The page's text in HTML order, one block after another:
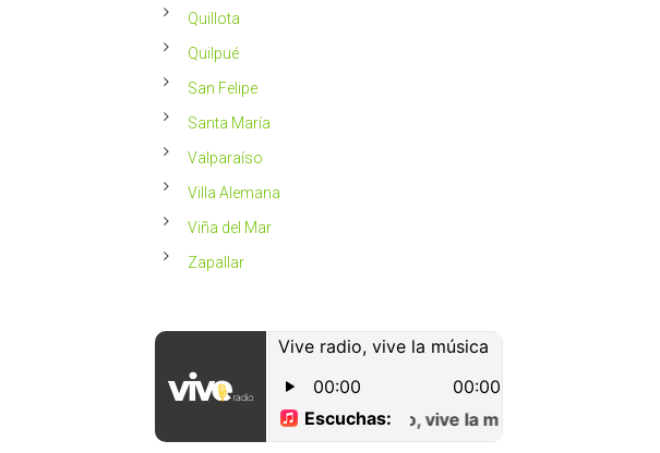
Quillota
Quilpué
San Felipe
Santa María
Valparaíso
Villa Alemana
Viña del Mar
Zapallar